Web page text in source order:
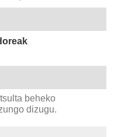
beheko
dizugu.